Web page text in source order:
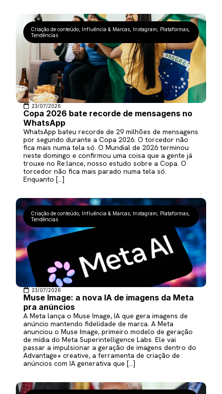
Criação de conteúdo Influência & Marcas Instagram Plataformas
Tendências
23/07/2026
Copa 2026 bate recorde de mensagens no
WhatsApp
WhatsApp bateu recorde de 29 milhões de mensagens
por segundo durante a Copa 2026. O torcedor não
fica mais numa tela só. O Mundial de 2026 terminou
neste domingo e confirmou uma coisa que a gente já
trouxe no Re:lance, nosso estudo sobre a Copa. O
torcedor não fica mais parado numa tela só.
Enquanto […]
Criação de conteúdo Influência & Marcas Instagram Plataformas
Tendências
23/07/2026
Muse Image: a nova IA de imagens da Meta
pra anúncios
A Meta lança o Muse Image, IA que gera imagens de
anúncio mantendo fidelidade de marca. A Meta
anunciou o Muse Image, primeiro modelo de geração
de mídia do Meta Superintelligence Labs. Ele vai
passar a impulsionar a geração de imagens dentro do
Advantage+ creative, a ferramenta de criação de
anúncios com IA generativa que […]